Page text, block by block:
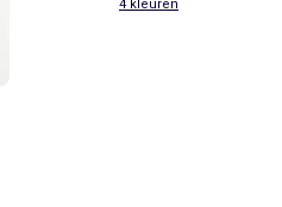
4 kleuren